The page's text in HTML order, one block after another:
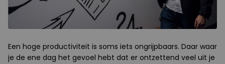
Een hoge productiviteit is soms iets ongrijpbaars. Daar waar
je de ene dag het gevoel hebt dat er ontzettend veel uit je